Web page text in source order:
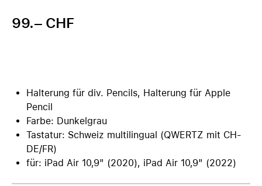
99.– CHF
Halterung für div. Pencils, Halterung für Apple
Pencil
Farbe: Dunkelgrau
Tastatur: Schweiz multilingual (QWERTZ mit CH-
DE/FR)
für: iPad Air 10,9" (2020), iPad Air 10,9" (2022)